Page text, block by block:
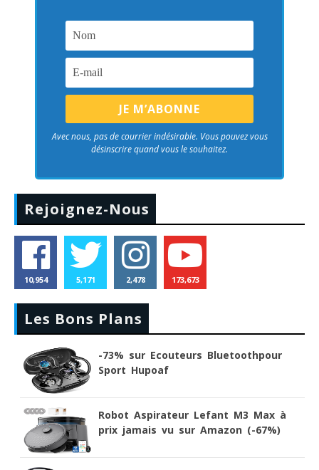
Avec nous, pas de courrier indésirable. Vous pouvez vous
désinscrire quand vous le souhaitez.
Rejoignez-Nous
10,954 5,171 2,478 173,673
Les Bons Plans
-73% sur Ecouteurs Bluetoothpour
Sport Hupoaf
Robot Aspirateur Lefant M3 Max à
prix jamais vu sur Amazon (-67%)